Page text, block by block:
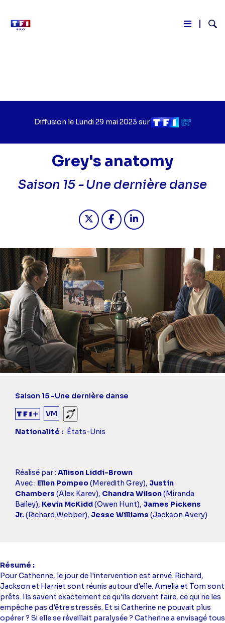
Diffusion le Jour
diffusion
Lundi 29 mai 2023 sur Chaîne
diffusion
Grey's anatomy
Saison 15 -Une dernière danse
Partager "2023-05-29 16:30 -
Partager "2023-05-29
Saison 15 -Une dernière danse
VM
Sourds et malentendants
Nationalité
États-Unis
Casting
simba
Réalisé par : Allison Liddi-Brown
Avec : Ellen Pompeo(Meredith Grey), Justin
Chambers (Alex Karev), Chandra Wilson(Miranda
Bailey), Kevin McKidd(Owen Hunt), James Pickens
Jr.(Richard Webber), Jesse Williams (Jackson Avery)
Résumé
Pour Catherine, le jour de l'intervention est arrivé. Richard,
Jackson et Harriet sont réunis autour d'elle. Amelia et Tom sont
prêts. Ils savent exactement ce qu'ils doivent faire, ce qui ne les
empêche pas d'être stressés. Et si Catherine ne pouvait plus
opérer ? Si elle se réveillait paralysée ? Catherine a envisagé tous